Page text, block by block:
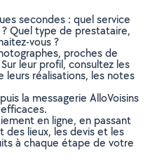
secondes : quel service
Quel type de prestataire,
vous ?
proches de
leur profil, consultez les
leurs réalisations, les notes
la messagerie AlloVoisins
en ligne, en passant
des lieux, les devis et les
à chaque étape de votre